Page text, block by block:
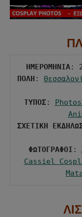
ΗΜΕΡΟΜΗΝΙΑ:
ΠΟΛΗ :
ΤΥΠΟΣ:
ΣΧΕΤΙΚΗ
ΦΩΤΟΓΡΑΦΟΙ :
Cassiel